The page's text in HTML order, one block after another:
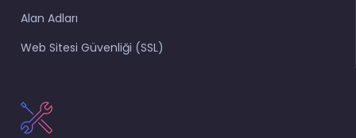
Alan Adları
Web Sitesi Güvenliği (SSL)